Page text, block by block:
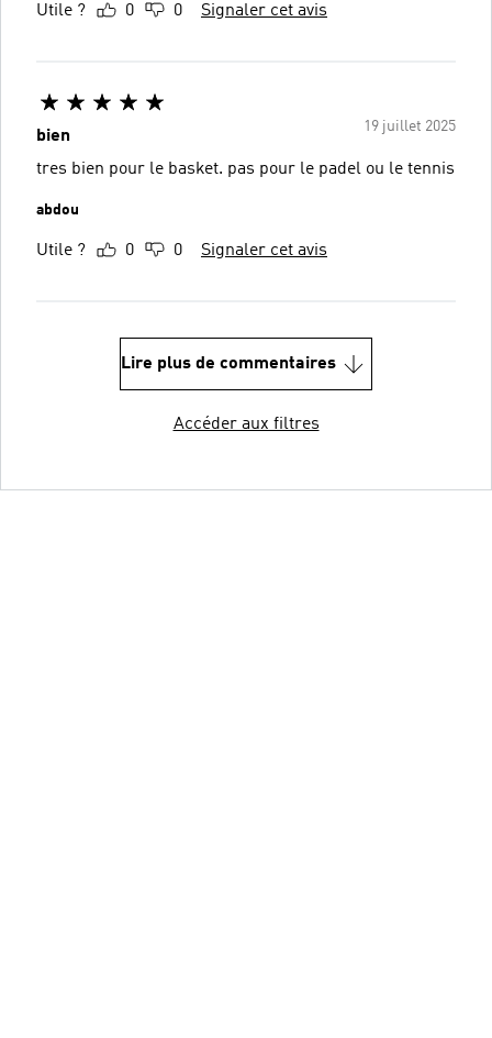
Utile ? 0 0 Signaler cet avis
19 juillet 2025
bien
tres bien pour le basket. pas pour le padel ou le tennis
abdou
Utile ? 0 0 Signaler cet avis
Lire plus de commentaires
Accéder aux filtres